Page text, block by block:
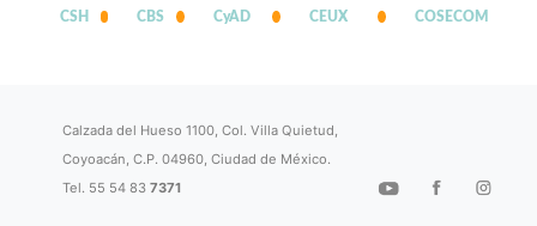
CSH CBS CyAD CEUX COSECOM
Calzada del Hueso 1100, Col. Villa Quietud,
Coyoacán, C.P. 04960, Ciudad de México.
Tel. 55 54 837371